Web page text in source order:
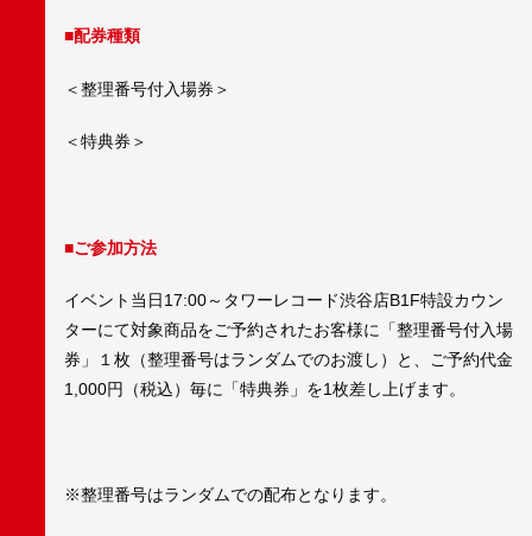
■配券種類
＜整理番号付入場券＞
＜特典券＞
■ご参加方法
イベント当日17:00～タワーレコード渋谷店B1F特設カウン
ターにて対象商品をご予約されたお客様に「整理番号付入場
券」１枚（整理番号はランダムでのお渡し）と、ご予約代金
1,000円（税込）毎に「特典券」を1枚差し上げます。
※整理番号はランダムでの配布となります。